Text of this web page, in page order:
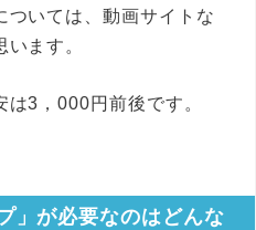
ついては、動画サイトな
ます。
3，000円前後です。
」が必要なのはどんな